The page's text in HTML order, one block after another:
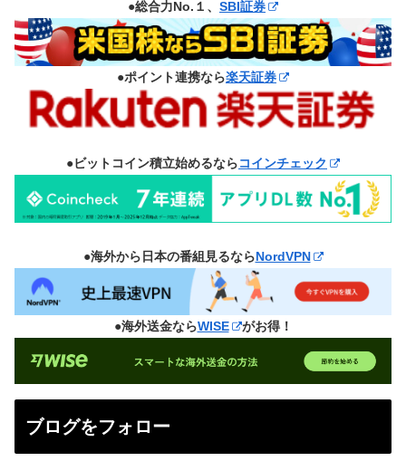
●総合力No.１、 SBI証券
●ポイント連携なら楽天証券
●ビットコイン積立始めるならコインチェック
●海外から日本の番組見るならNordVPN
●海外送金ならWISE がお得！
ブログをフォロー